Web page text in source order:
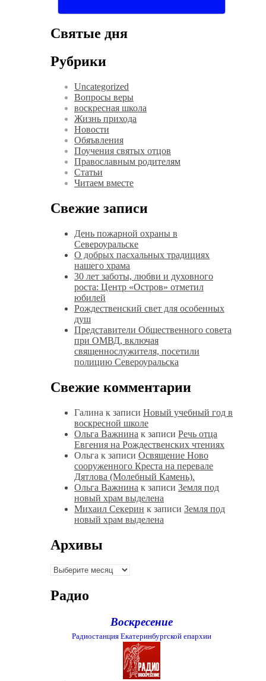
Святые дня
Рубрики
Uncategorized
Вопросы веры
воскресная школа
Жизнь прихода
Новости
Обяъвления
Поучения святых отцов
Православным родителям
Статьи
Читаем вместе
Свежие записи
День пожарной охраны в
Североуральске
О добрых пасхальных традициях
нашего храма
30 лет заботы, любви и духовного
роста: Центр «Остров» отметил
юбилей
Рождественский свет для особенных
душ
Представители Общественного совета
при ОМВД, включая
священнослужителя, посетили
полицию Североуральска
Свежие комментарии
Галина к записи Новый учебный год в
воскресной школе
Ольга Важнина к записи Речь отца
Евгения на Рождественских чтениях
Ольга к записи Освящение Ново
сооруженного Креста на перевале
Дятлова (Молебный Камень).
Ольга Важнина к записи Земля под
новый храм выделена
Михаил Секерин к записи Земля под
новый храм выделена
Архивы
Архивы
Радио
Воскресение
Радиостанция Екатеринбургской епархии